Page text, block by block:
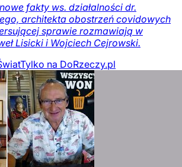
fakty ws. działalności dr.
architekta obostrzeń covidowych
sprawie rozmawiają w
Lisicki i Wojciech Cejrowski.
Tylko na DoRzeczy.pl